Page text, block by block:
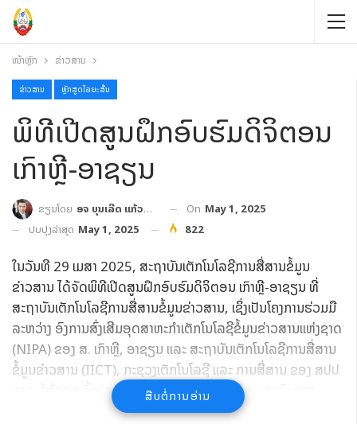
ໜ້າຫຼັກ ຂ່າວສານ
ຂ່າວສານ ຫຼັກສູດໄລຍະສັ້ນ
ພິທີເປີດສູນຝຶກອົບຮົມດິຈິຕອນ
ເກົາຫຼີ-ອາຊຽນ
ຂຽນໂດຍ ອຈ ບຸນເລີດ ແກ້ວປະເສີດ On May 1, 2025
ປັບປຸງລ່າສຸດ May 1, 2025 822
ໃນວັນທີ 29 ເມສາ 2025, ສະຖາບັນເຕັກໂນໂລຊີການສື່ສານຂໍ້ມູນ
ຂ່າວສານ ໄດ້ຈັດພິທີເປີດສູນຝຶກອົບຮົມດິຈິຕອນ ເກົາຫຼີ-ອາຊຽນ ທີ່
ສະຖາບັນເຕັກໂນໂລຊີການສື່ສານຂໍ້ມູນຂ່າວສານ, ເຊິ່ງເປັນໂຄງການຮ່ວມມື
ລະຫວ່າງ ອົງການສົ່ງເສີມອຸດສາຫະກຳເຕັກໂນໂລຊີຂໍ້ມູນຂ່າວສານແຫ່ງຊາດ
(NIPA) ຂອງ ສ. ເກົາຫຼີ, ອາຊຽນ ແລະ ສະຖາບັນເຕັກໂນໂລຊີການສື່ສານ
ຂໍ້ມູນຂ່າວສານ (IICT), ກະຊວງເຕັກໂນໂລຊີ ແລະ ການສື່ສານ ຂອງ ສປປ
ລາວ, ໃຫ້ກຽດເຂົ້າຮ່ວມໂດຍ ທ່ານ ປອ ສັນຕິສຸກ ສິມມາລາວົງ ຮອງ
ລັດຖະມົນຕີ ກະຊວງເຕັກໂນໂລຊີ ແລະ ການສື່ສານ ແລະ ການສື່ສານ, ທ່ານ
ສືບຕໍ່ການອ່ານ